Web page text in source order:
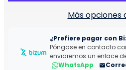
Más opciones
¿Prefiere pagar con
Póngase en contacto
enviaremos un enlace
WhatsApp